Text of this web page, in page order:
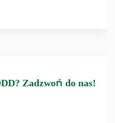
Zadzwoń do nas!